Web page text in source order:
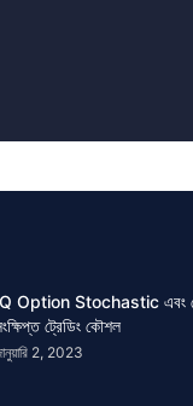
Option Stochastic এবং
ট্রেডিং কৌশল
2, 2023